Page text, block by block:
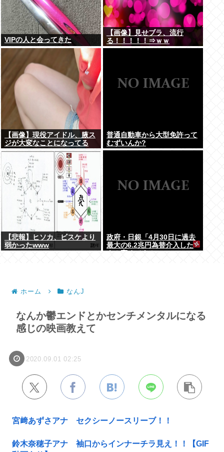
VIPの人と会ってきた
【画像】見せブラ、流行
る！！！！！⇒ｗｗ
【画像】現役アイドル、腋ス
ジが大変なことになってる
www
普通自動車から大型免許って
むずいんか?
【悲報】ヒソカ、ビスケより
弱かったwww
政府・日銀「4月30日に過去
最大の6.2兆円為替介入した
ホーム なんJ
なんか鬱エンドとかセンチメンタルになる
感じの映画教えて
2020.09.01 02:25
宮﨑あずさアナ セクシーノースリーブ！！
鈴木奈穂子アナ 袖口からインナーチラ見え！！【GIF